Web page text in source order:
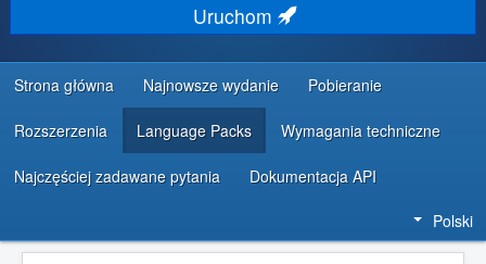
SPOŁECZNOŚĆ & WSPARCIE
ZASOBY DLA PROGRAMISTÓW
Uruchom
Strona główna Najnowsze wydanie Pobieranie
Rozszerzenia Language Packs Wymagania techniczne
Najczęściej zadawane pytania Dokumentacja API
Polski